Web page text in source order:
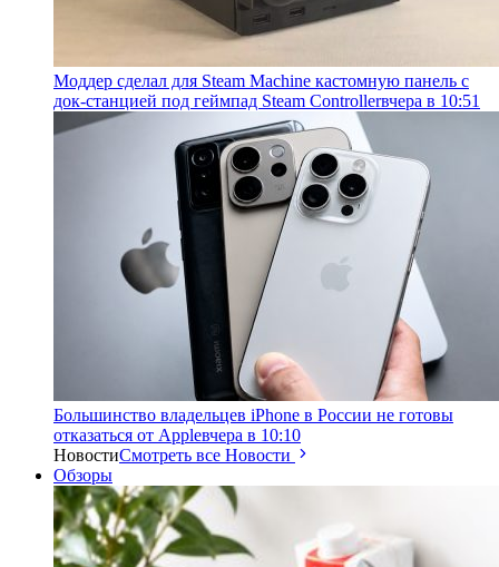
Моддер сделал для Steam Machine кастомную панель с
док-станцией под геймпад Steam Controllerвчера в 10:51
Большинство владельцев iPhone в России не готовы
отказаться от Appleвчера в 10:10
НовостиСмотреть все Новости
Обзоры